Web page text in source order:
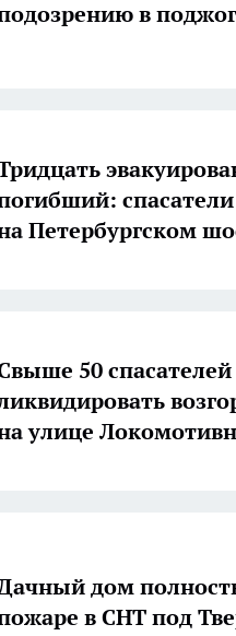
в
Петербургском
50
улице
дом
в СНТ под